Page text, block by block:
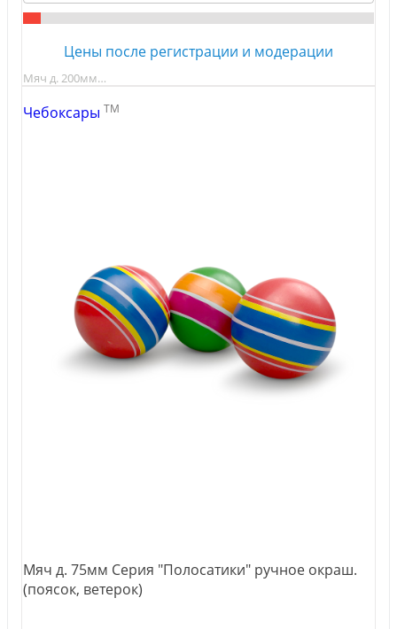
Цены после регистрации и модерации
Мяч д. 200мм…
Чебоксары TM
Мяч д. 75мм Серия "Полосатики" ручное окраш.
(поясок, ветерок)